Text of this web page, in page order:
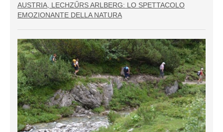
AUSTRIA, LECHZŰRS ARLBERG: LO SPETTACOLO
EMOZIONANTE DELLA NATURA